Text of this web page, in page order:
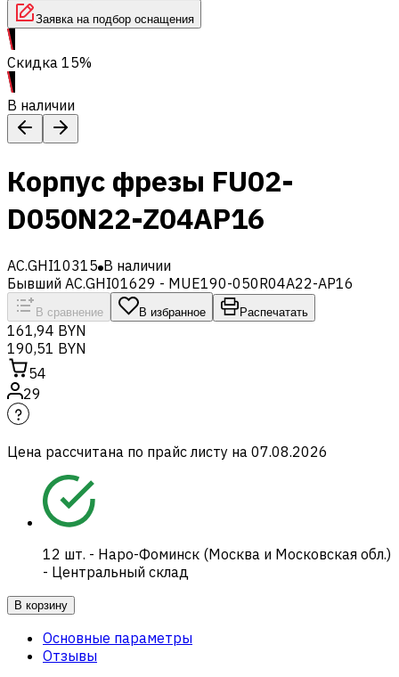
Заявка на подбор оснащения
Скидка 15%
В наличии
Корпус фрезы FU02-
D050N22-Z04AP16
AC.GHI10315 В наличии
Бывший AC.GHI01629 - MUE190-050R04A22-AP16
В сравнение В избранное Распечатать
161,94 BYN
190,51 BYN
54
29
Цена рассчитана по прайс листу на 07.08.2026
12 шт. - Наро-Фоминск (Москва и Московская обл.)
- Центральный склад
В корзину
Основные параметры
Отзывы